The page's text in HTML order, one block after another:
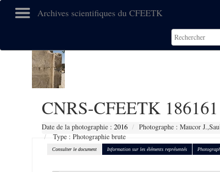
Archives scientifiques du CFEETK
CNRS-CFEETK 186161
Date de la photographie : 2016
Photographe : Maucor
Type : Photographie brute
Consulter le document Information sur les éléments représentés